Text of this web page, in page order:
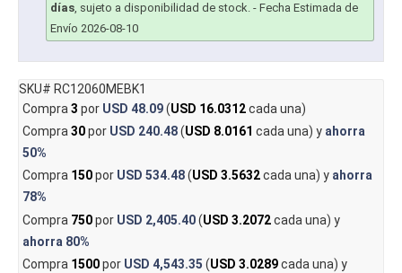
días, sujeto a disponibilidad de stock. - Fecha Estimada de
Envío 2026-08-10
SKU# RC12060MEBK1
Compra 3 por USD 48.09(USD 16.0312cada una)
Compra 30por USD 240.48(USD 8.0161 cada una) y ahorra
50%
Compra 150por USD 534.48(USD 3.5632cada una) y ahorra
78%
Compra 750por USD 2,405.40(USD 3.2072cada una) y
ahorra 80%
Compra 1500por USD 4,543.35 (USD 3.0289cada una) y